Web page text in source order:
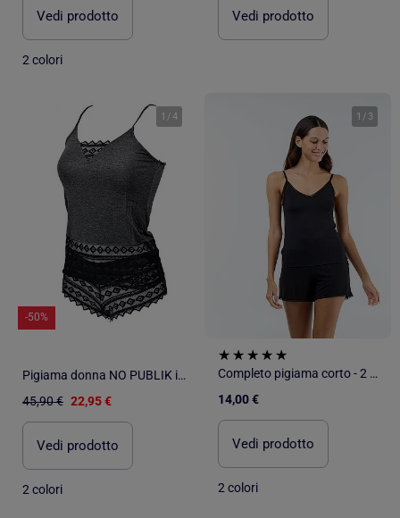
Vedi prodotto
2 colori
Vedi prodotto
1 /4
-50%
Pigiama donna NO PUBLIK in cotone
45,90 € 22,95 €
Vedi prodotto
2 colori
1 / 3
Completo pigiama corto - 2 pezzi
14,00 €
Vedi prodotto
2 colori